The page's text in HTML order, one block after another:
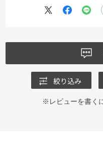
絞り込み
※レビューを書く